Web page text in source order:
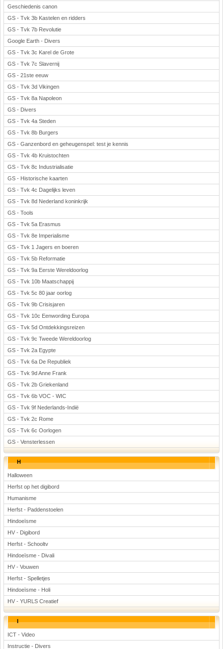
Geschiedenis canon
GS - Tvk 3b Kastelen en ridders
GS - Tvk 7b Revolutie
Google Earth - Divers
GS - Tvk 3c Karel de Grote
GS - Tvk 7c Slavernij
GS - 21ste eeuw
GS - Tvk 3d Vikingen
GS - Tvk 8a Napoleon
GS - Divers
GS - Tvk 4a Steden
GS - Tvk 8b Burgers
GS - Ganzenbord en geheugenspel: test je kennis
GS - Tvk 4b Kruistochten
GS - Tvk 8c Industrialisatie
GS - Historische kaarten
GS - Tvk 4c Dagelijks leven
GS - Tvk 8d Nederland koninkrijk
GS - Tools
GS - Tvk 5a Erasmus
GS - Tvk 8e Imperialisme
GS - Tvk 1 Jagers en boeren
GS - Tvk 5b Reformatie
GS - Tvk 9a Eerste Wereldoorlog
GS - Tvk 10b Maatschappij
GS - Tvk 5c 80 jaar oorlog
GS - Tvk 9b Crisisjaren
GS - Tvk 10c Eenwording Europa
GS - Tvk 5d Ontdekkingsreizen
GS - Tvk 9c Tweede Wereldoorlog
GS - Tvk 2a Egypte
GS - Tvk 6a De Republiek
GS - Tvk 9d Anne Frank
GS - Tvk 2b Griekenland
GS - Tvk 6b VOC - WIC
GS - Tvk 9f Nederlands-Indië
GS - Tvk 2c Rome
GS - Tvk 6c Oorlogen
GS - Vensterlessen
H
Halloween
Herfst op het digibord
Humanisme
Herfst - Paddenstoelen
Hindoeïsme
HV - Digibord
Herfst - Schooltv
Hindoeïsme - Divali
HV - Vouwen
Herfst - Spelletjes
Hindoeïsme - Holi
HV - YURLS Creatief
I
ICT - Video
Instructie - Divers